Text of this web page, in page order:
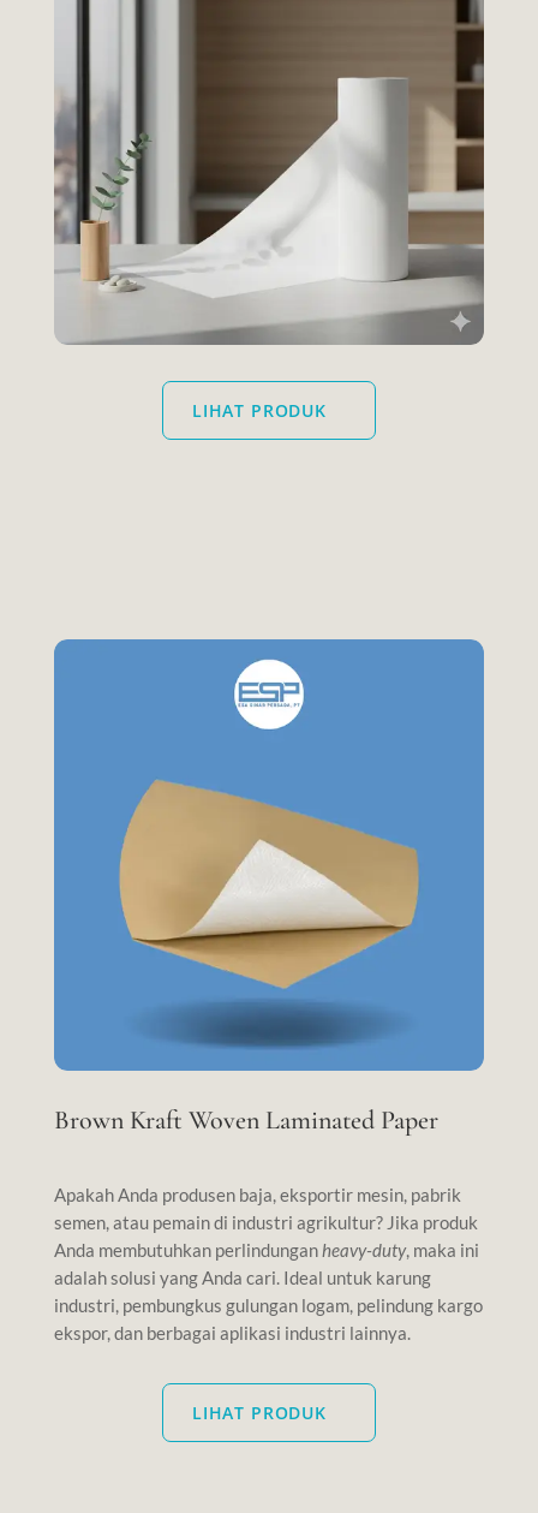
LIHAT PRODUK
Brown Kraft Woven Laminated Paper
Apakah Anda produsen baja, eksportir mesin, pabrik
semen, atau pemain di industri agrikultur? Jika produk
Anda membutuhkan perlindungan heavy-duty, maka ini
adalah solusi yang Anda cari. Ideal untuk karung
industri, pembungkus gulungan logam, pelindung kargo
ekspor, dan berbagai aplikasi industri lainnya.
LIHAT PRODUK